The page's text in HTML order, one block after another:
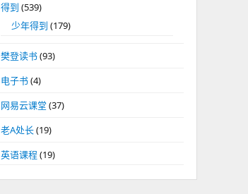
得到 (539)
少年得到 (179)
樊登读书(93)
电子书(4)
网易云课堂 (37)
老A处长(19)
英语课程(19)